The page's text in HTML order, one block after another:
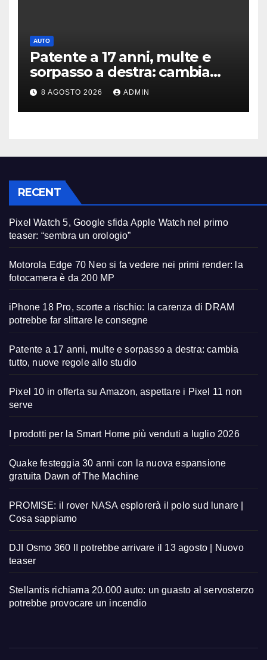
AUTO
Patente a 17 anni, multe e
sorpasso a destra: cambia
tutto, nuove regole allo
studio
8 AGOSTO 2026 ADMIN
RECENT
Pixel Watch 5, Google sfida Apple Watch nel primo
teaser: “sembra un orologio”
Motorola Edge 70 Neo si fa vedere nei primi render: la
fotocamera è da 200 MP
iPhone 18 Pro, scorte a rischio: la carenza di DRAM
potrebbe far slittare le consegne
Patente a 17 anni, multe e sorpasso a destra: cambia
tutto, nuove regole allo studio
Pixel 10 in offerta su Amazon, aspettare i Pixel 11 non
serve
I prodotti per la Smart Home più venduti a luglio 2026
Quake festeggia 30 anni con la nuova espansione
gratuita Dawn of The Machine
PROMISE: il rover NASA esplorerà il polo sud lunare |
Cosa sappiamo
DJI Osmo 360 II potrebbe arrivare il 13 agosto | Nuovo
teaser
Stellantis richiama 20.000 auto: un guasto al servosterzo
potrebbe provocare un incendio